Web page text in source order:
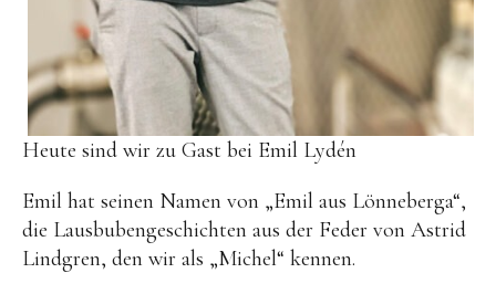
Heute sind wir zu Gast bei Emil Lydén
Emil hat seinen Namen von „Emil aus Lönneberga“,
die Lausbubengeschichten aus der Feder von Astrid
Lindgren, den wir als „Michel“ kennen.